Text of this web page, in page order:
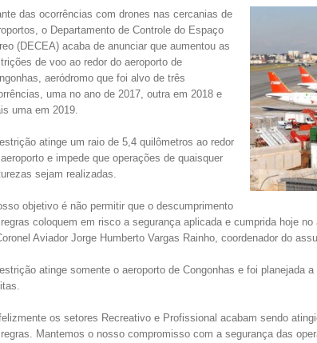
das ocorrências com drones nas cercanias de
o Departamento de Controle do Espaço
(DECEA) acaba de anunciar que aumentou as
de voo ao redor do aeroporto de
aeródromo que foi alvo de três
uma no ano de 2017, outra em 2018 e
uma em 2019.
atinge um raio de 5,4 quilômetros ao redor
e impede que operações de quaisquer
sejam realizadas.
objetivo é não permitir que o descumprimento
coloquem em risco a segurança aplicada e cumprida hoje
Aviador Jorge Humberto Vargas Rainho, coordenador do
atinge somente o aeroporto de Congonhas e foi planejada
os setores Recreativo e Profissional acabam sendo
Mantemos o nosso compromisso com a segurança das